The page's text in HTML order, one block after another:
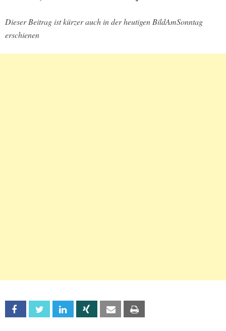
Dieser Beitrag ist kürzer auch in der heutigen BildAmSonntag
erschienen
Facebook Twitter Linkedin Xing Email